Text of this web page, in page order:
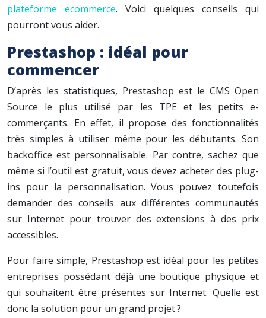
plateforme ecommerce. Voici quelques conseils qui
pourront vous aider.
Prestashop : idéal pour
commencer
D’après les statistiques, Prestashop est le CMS Open
Source le plus utilisé par les TPE et les petits e-
commerçants. En effet, il propose des fonctionnalités
très simples à utiliser même pour les débutants. Son
backoffice est personnalisable. Par contre, sachez que
même si l’outil est gratuit, vous devez acheter des plug-
ins pour la personnalisation. Vous pouvez toutefois
demander des conseils aux différentes communautés
sur Internet pour trouver des extensions à des prix
accessibles.
Pour faire simple, Prestashop est idéal pour les petites
entreprises possédant déjà une boutique physique et
qui souhaitent être présentes sur Internet. Quelle est
donc la solution pour un grand projet ?